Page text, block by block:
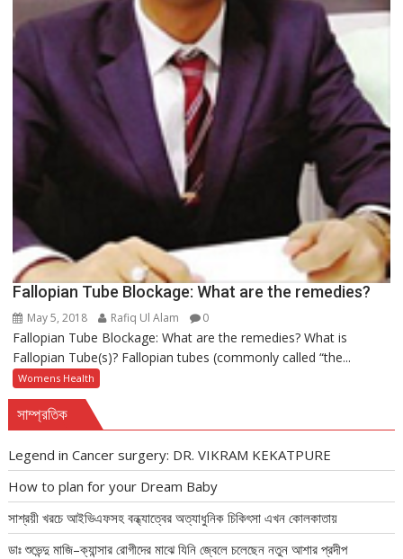
Fallopian Tube Blockage: What are the remedies?
May 5, 2018 Rafiq Ul Alam 0
Fallopian Tube Blockage: What are the remedies? What is
Fallopian Tube(s)? Fallopian tubes (commonly called “the...
Womens Health
সাম্প্রতিক
Legend in Cancer surgery: DR. VIKRAM KEKATPURE
How to plan for your Dream Baby
সাশ্রয়ী খরচে আইভিএফসহ বন্ধ্যাত্বের অত্যাধুনিক চিকিৎসা এখন কোলকাতায়
ডাঃ শুভেন্দু মাজি–ক্যান্সার রোগীদের মাঝে যিনি জ্বেলে চলেছেন নতুন আশার প্রদীপ